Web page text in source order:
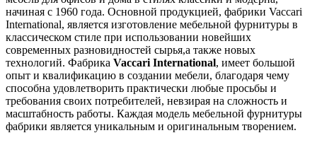
начиная с 1960 года. Основной продукцией, фабрики Vaccari
International, является изготовление мебельной фурнитуры в
классическом стиле при использовании новейших
современных разновидностей сырья,а также новых
технологий. Фабрика Vaccari International, имеет большой
опыт и квалификацию в создании мебели, благодаря чему
способна удовлетворить практически любые просьбы и
требования своих потребителей, невзирая на сложность и
масштабность работы. Каждая модель мебельной фурнитуры
фабрики является уникальным и оригинальным творением.